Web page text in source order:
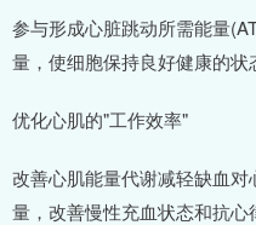
参与形成心脏跳动所需能量
量，使细胞保持良好健康的状
优化心肌的"工作效率"
改善心肌能量代谢减轻缺血
量，改善慢性充血状态和抗心